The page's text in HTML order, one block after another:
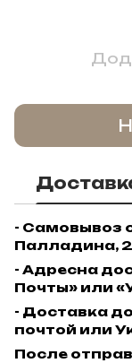
- Самовывоз
Палладина,
- Адресна
Почты» или
- Доставка
почтой или
После